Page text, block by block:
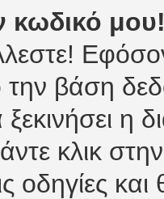
κωδικό
βάση
η
κλικ
οδηγίες